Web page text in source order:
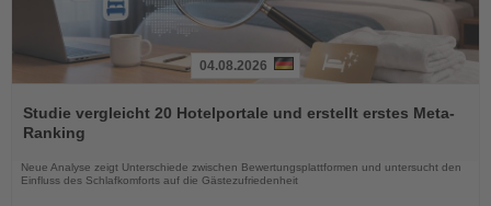
Sie
die
Nachrichten
04.08.2026
Studie vergleicht 20 Hotelportale und erstellt erstes Meta-
Ranking
Neue Analyse zeigt Unterschiede zwischen Bewertungsplattformen und untersucht den
Einfluss des Schlafkomforts auf die Gästezufriedenheit